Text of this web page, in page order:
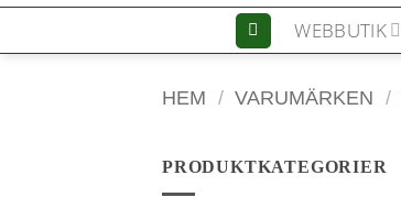
WEBBUTIK
HEM / VARUMÄRKEN /
PRODUKTKATEGORIER